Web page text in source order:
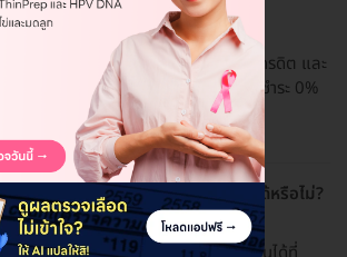
นได้ทั้งการโอนเงินผ่านธนาคารหรือบัตรเครดิต และ
ต่ 3,000 บาทขึ้นไป สามารถเลือกผ่อนชำระ 0%
ด้.
ลังจากซื้อแพ็กเกจ สามารถขอคืนเงินได้หรือไม่?